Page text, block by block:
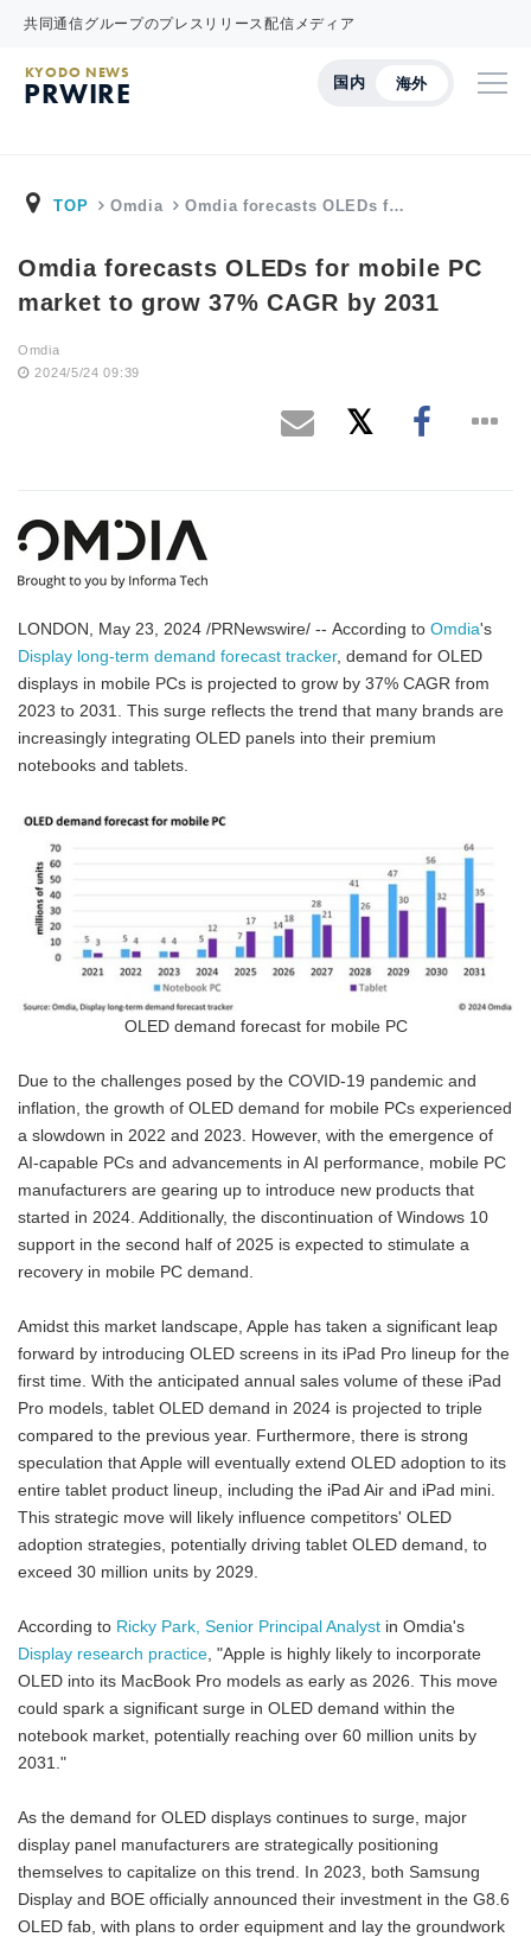
共同通信グループのプレスリリース配信メディア
国内 海外
KYODO NEWS
PRWIRE
TOP Omdia Omdia forecasts OLEDs f…
Omdia forecasts OLEDs for mobile PC
market to grow 37% CAGR by 2031
Omdia
2024/5/24 09:39
LONDON, May 23, 2024 /PRNewswire/ -- According to Omdia's
Display long-term demand forecast tracker, demand for OLED
displays in mobile PCs is projected to grow by 37% CAGR from
2023 to 2031. This surge reflects the trend that many brands are
increasingly integrating OLED panels into their premium
notebooks and tablets.
OLED demand forecast for mobile PC
Due to the challenges posed by the COVID-19 pandemic and
inflation, the growth of OLED demand for mobile PCs experienced
a slowdown in 2022 and 2023. However, with the emergence of
AI-capable PCs and advancements in AI performance, mobile PC
manufacturers are gearing up to introduce new products that
started in 2024. Additionally, the discontinuation of Windows 10
support in the second half of 2025 is expected to stimulate a
recovery in mobile PC demand.
Amidst this market landscape, Apple has taken a significant leap
forward by introducing OLED screens in its iPad Pro lineup for the
first time. With the anticipated annual sales volume of these iPad
Pro models, tablet OLED demand in 2024 is projected to triple
compared to the previous year. Furthermore, there is strong
speculation that Apple will eventually extend OLED adoption to its
entire tablet product lineup, including the iPad Air and iPad mini.
This strategic move will likely influence competitors' OLED
adoption strategies, potentially driving tablet OLED demand, to
exceed 30 million units by 2029.
According to Ricky Park, Senior Principal Analyst in Omdia's
Display research practice , "Apple is highly likely to incorporate
OLED into its MacBook Pro models as early as 2026. This move
could spark a significant surge in OLED demand within the
notebook market, potentially reaching over 60 million units by
2031."
As the demand for OLED displays continues to surge, major
display panel manufacturers are strategically positioning
themselves to capitalize on this trend. In 2023, both Samsung
Display and BOE officially announced their investment in the G8.6
OLED fab, with plans to order equipment and lay the groundwork